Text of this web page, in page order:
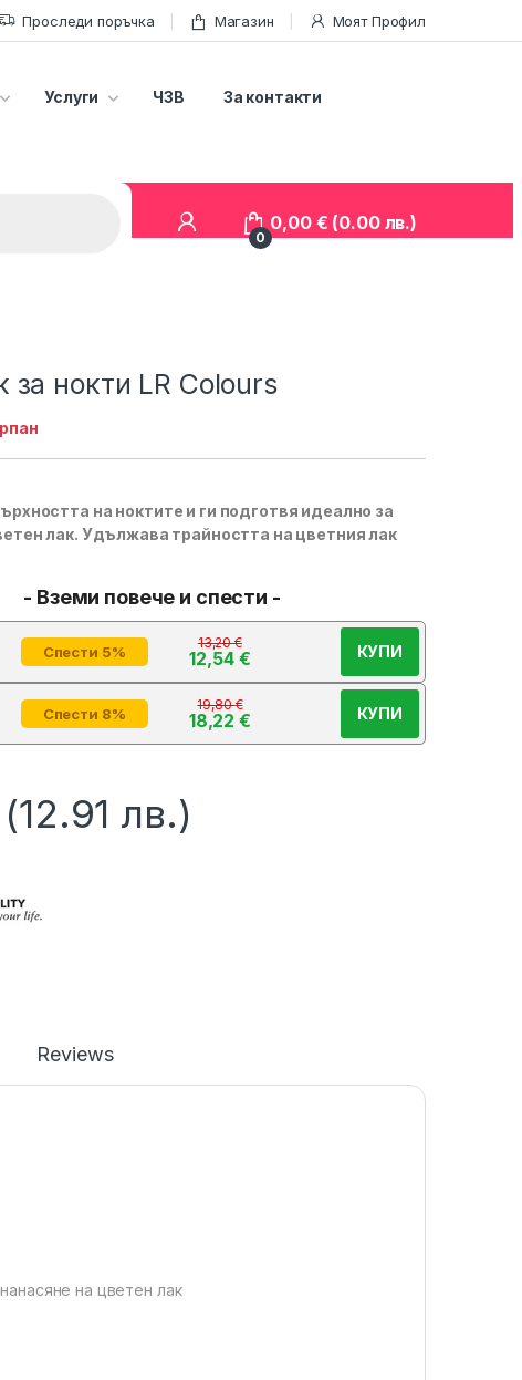
Проследи поръчка Магазин Моят Профил
Услуги ЧЗВ За контакти
0
0,00 € (0.00 лв.)
за нокти LR Colours
на ноктите и ги подготвя идеално за
лак. Удължава трайността на цветния лак
- Вземи повече и спести -
Спести 5%
13,20€
12,54 € КУПИ
Спести 8%
19,80€
18,22€ КУПИ
(12.91 лв.)
Reviews
на цветен лак